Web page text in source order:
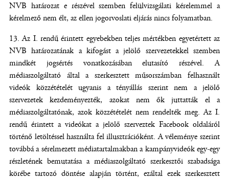
NVB határozat e részével szemben felülvizsgálati kérelemmel a
kérelmező nem élt, az ellen jogorvoslati eljárás nincs folyamatban.
Az I. rendű érintett egyebekben teljes mértékben egyetértett az
NVB határozatának a kifogást a jelölő szervezetekkel szemben
mindkét jogsértés vonatkozásában elutasító részével. A
médiaszolgáltató által a szerkesztett műsorszámban felhasznált
videók közzétételét ugyanis a tényállás szerint nem a jelölő
szervezetek kezdeményezték, azokat nem ők juttatták el a
médiaszolgáltatónak, azok közzétételét nem rendelték meg. Az I.
rendű érintett a videókat a jelölő szerveztek Facebook oldaláról
történő letöltéssel használta fel illusztrációként. A véleménye szerint
továbbá a sérelmezett médiatartalmakban a kampányvideók egy-egy
részletének bemutatása a médiaszolgáltató szerkesztői szabadsága
körébe tartozó döntése alapján történt, ezáltal ezek szerkesztett